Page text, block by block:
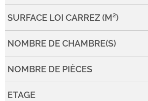
SURFACE LOI CARREZ (M²)
NOMBRE DE CHAMBRE(S)
NOMBRE DE PIÈCES
ETAGE